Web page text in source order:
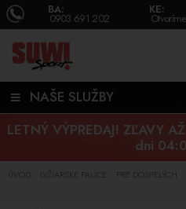
BA:
0903 691 202
KE:
NAŠE SLUŽBY
LETNÝ VÝPREDAJ! ZĽAVY
dni
ÚVOD LYŽIARSKE PALICE PRE DOSPELÝCH